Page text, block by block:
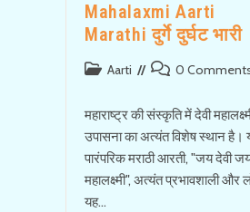
Mahalaxmi Aarti
Marathi दुर्गे दुर्घट भारी
PostAarti
Post0
महाराष्ट्र की संस्कृति में देवी
उपासना का अत्यंत विशेष स्थान है।
पारंपरिक मराठी आरती, "जय देवी
महालक्ष्मी", अत्यंत प्रभावशाली और
यह…